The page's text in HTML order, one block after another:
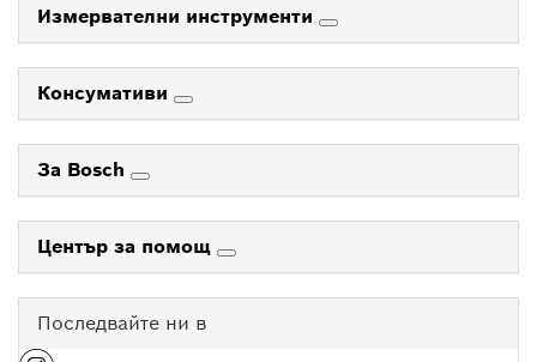
Измервателни инструменти
Консумативи
За Bosch
Център за помощ
Последвайте ни в